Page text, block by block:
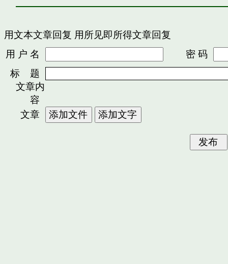
用文本文章回复 用所见即所得文章回复
用 户 名
密 码
标 题
文章内
容
文章